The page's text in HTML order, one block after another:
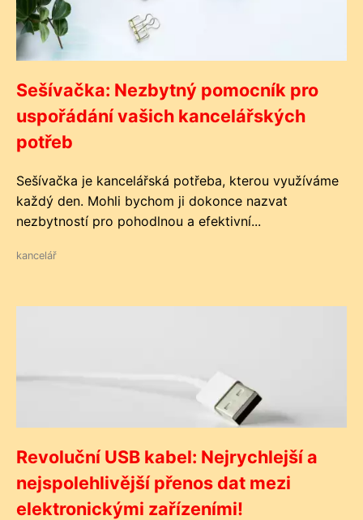
Sešívačka: Nezbytný pomocník pro
uspořádání vašich kancelářských
potřeb
Sešívačka je kancelářská potřeba, kterou využíváme
každý den. Mohli bychom ji dokonce nazvat
nezbytností pro pohodlnou a efektivní...
kancelář
Revoluční USB kabel: Nejrychlejší a
nejspolehlivější přenos dat mezi
elektronickými zařízeními!